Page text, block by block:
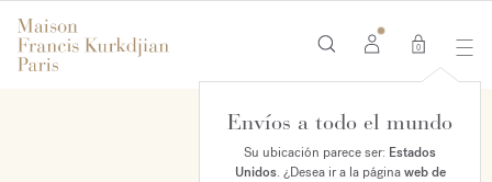
0
Envíos a todo el mundo
Su ubicación parece ser: Estados
Unidos. ¿Desea ir a la páginaweb de